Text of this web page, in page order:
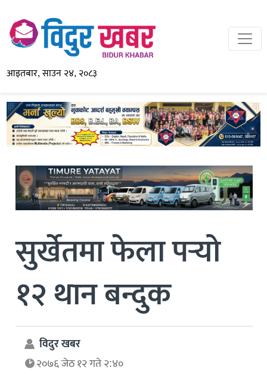
आइतबार, साउन २४, २०८३
सुर्खेतमा फेला पर्‍यो
१२ थान बन्दुक
विदुर खबर
२०७६ जेठ १२ गते २:४०